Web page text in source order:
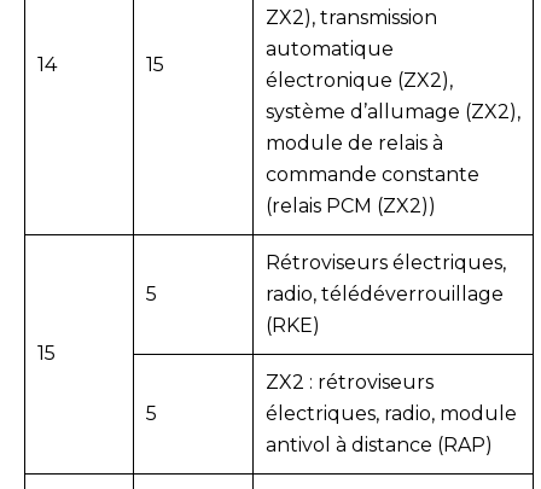
14 15
ZX2), transmission
automatique
électronique (ZX2),
système d’allumage (ZX2),
module de relais à
commande constante
(relais PCM (ZX2))
15
5
Rétroviseurs électriques,
radio, télédéverrouillage
(RKE)
5
ZX2 : rétroviseurs
électriques, radio, module
antivol à distance (RAP)